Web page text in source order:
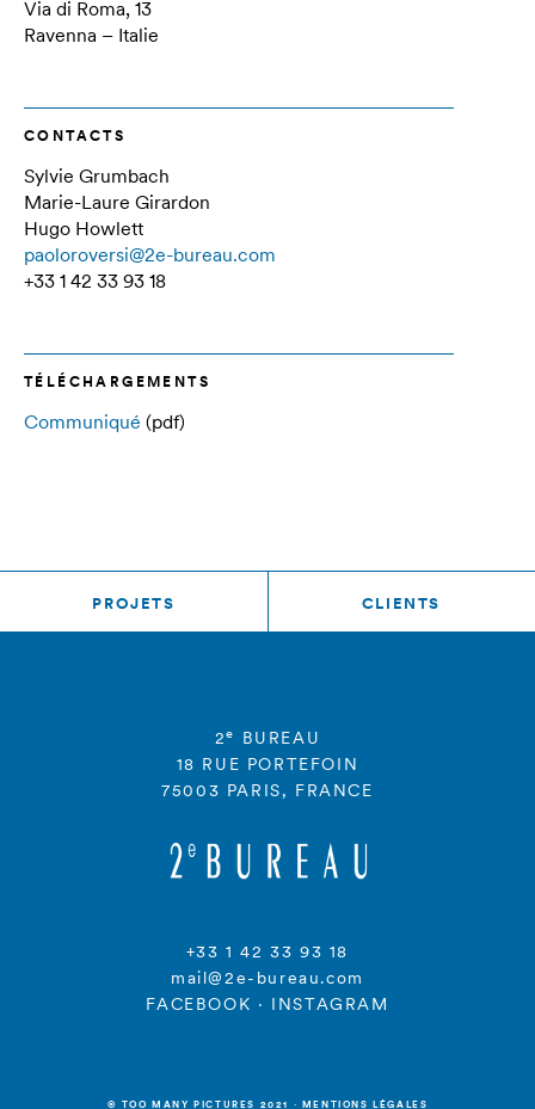
Via di Roma, 13
Ravenna – Italie
CONTACTS
Sylvie Grumbach
Marie-Laure Girardon
Hugo Howlett
paoloroversi@2e-bureau.com
+33 1 42 33 93 18
TÉLÉCHARGEMENTS
Communiqué (pdf)
PROJETS CLIENTS
2e
BUREAU
18 RUE PORTEFOIN
75003 PARIS, FRANCE
+33 1 42 33 93 18
mail@2e-bureau.com
FACEBOOK · INSTAGRAM
© TOO MANY PICTURES 2021 · MENTIONS LÉGALES